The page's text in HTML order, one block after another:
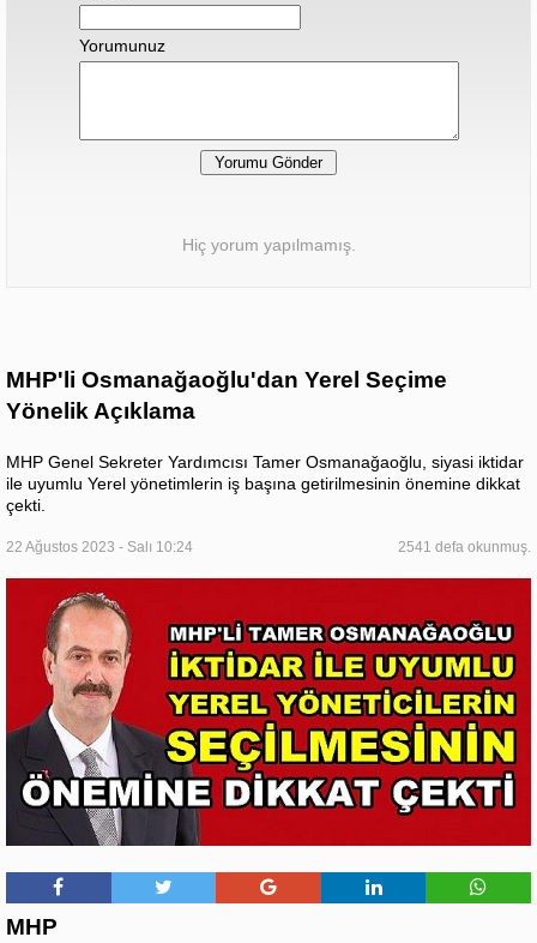
Yorumunuz
Hiç yorum yapılmamış.
MHP'li Osmanağaoğlu'dan Yerel Seçime
Yönelik Açıklama
MHP Genel Sekreter Yardımcısı Tamer Osmanağaoğlu, siyasi iktidar
ile uyumlu Yerel yönetimlerin iş başına getirilmesinin önemine dikkat
çekti.
22 Ağustos 2023 - Salı 10:24 2541 defa okunmuş.
MHP